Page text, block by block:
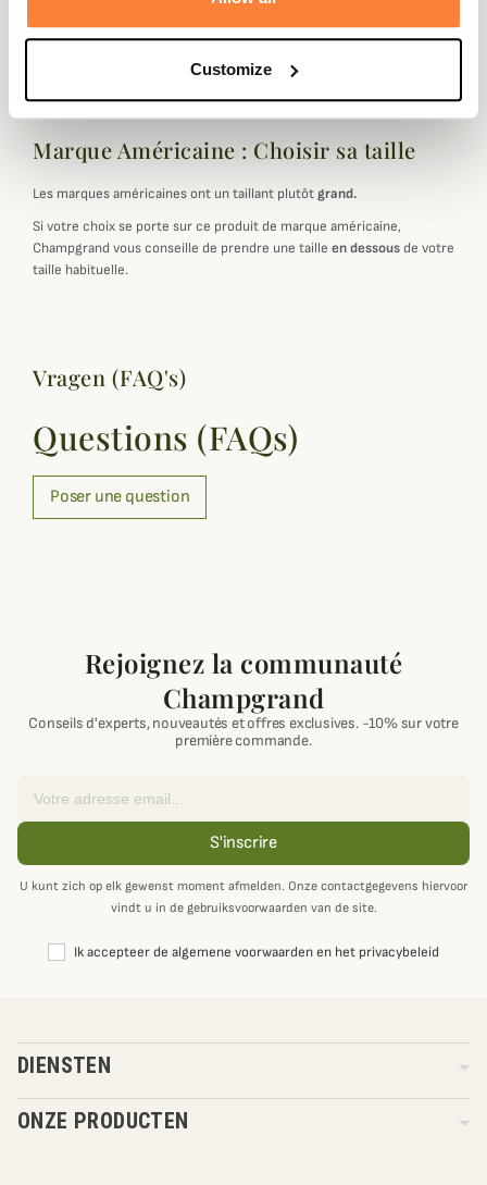
Customize
recul de votre arme d'environ 30%.
Marque Américaine : Choisir sa taille
Les marques américaines ont un taillant plutôt grand.
Si votre choix se porte sur ce produit de marque américaine,
Champgrand vous conseille de prendre une taille en dessousde votre
taille habituelle.
Vragen (FAQ's)
Questions (FAQs)
Poser une question
Rejoignez la communauté
Champgrand
Conseils d'experts, nouveautés et offres exclusives. -10% sur votre
première commande.
S'inscrire
U kunt zich op elk gewenst moment afmelden. Onze contactgegevens hiervoor
vindt u in de gebruiksvoorwaarden van de site.
Ik accepteer de algemene voorwaarden en het privacybeleid
DIENSTEN
ONZE PRODUCTEN